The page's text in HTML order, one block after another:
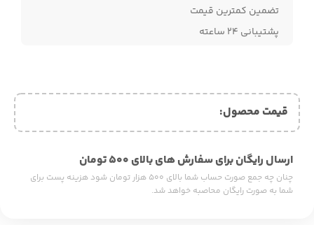
تضمین کمترین قیمت
پشتیبانی ۲۴ ساعته
قیمت محصول:​
ارسال رایگان برای سفارش های بالای ۵۰۰ تومان
چنان چه جمع صورت حساب شما بالای ۵۰۰ هزار تومان شود هزینه پست برای
شما به صورت رایگان محاصبه خواهد شد.